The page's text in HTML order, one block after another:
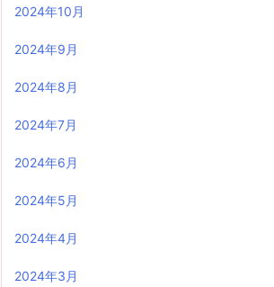
2024年10月
2024年9月
2024年8月
2024年7月
2024年6月
2024年5月
2024年4月
2024年3月